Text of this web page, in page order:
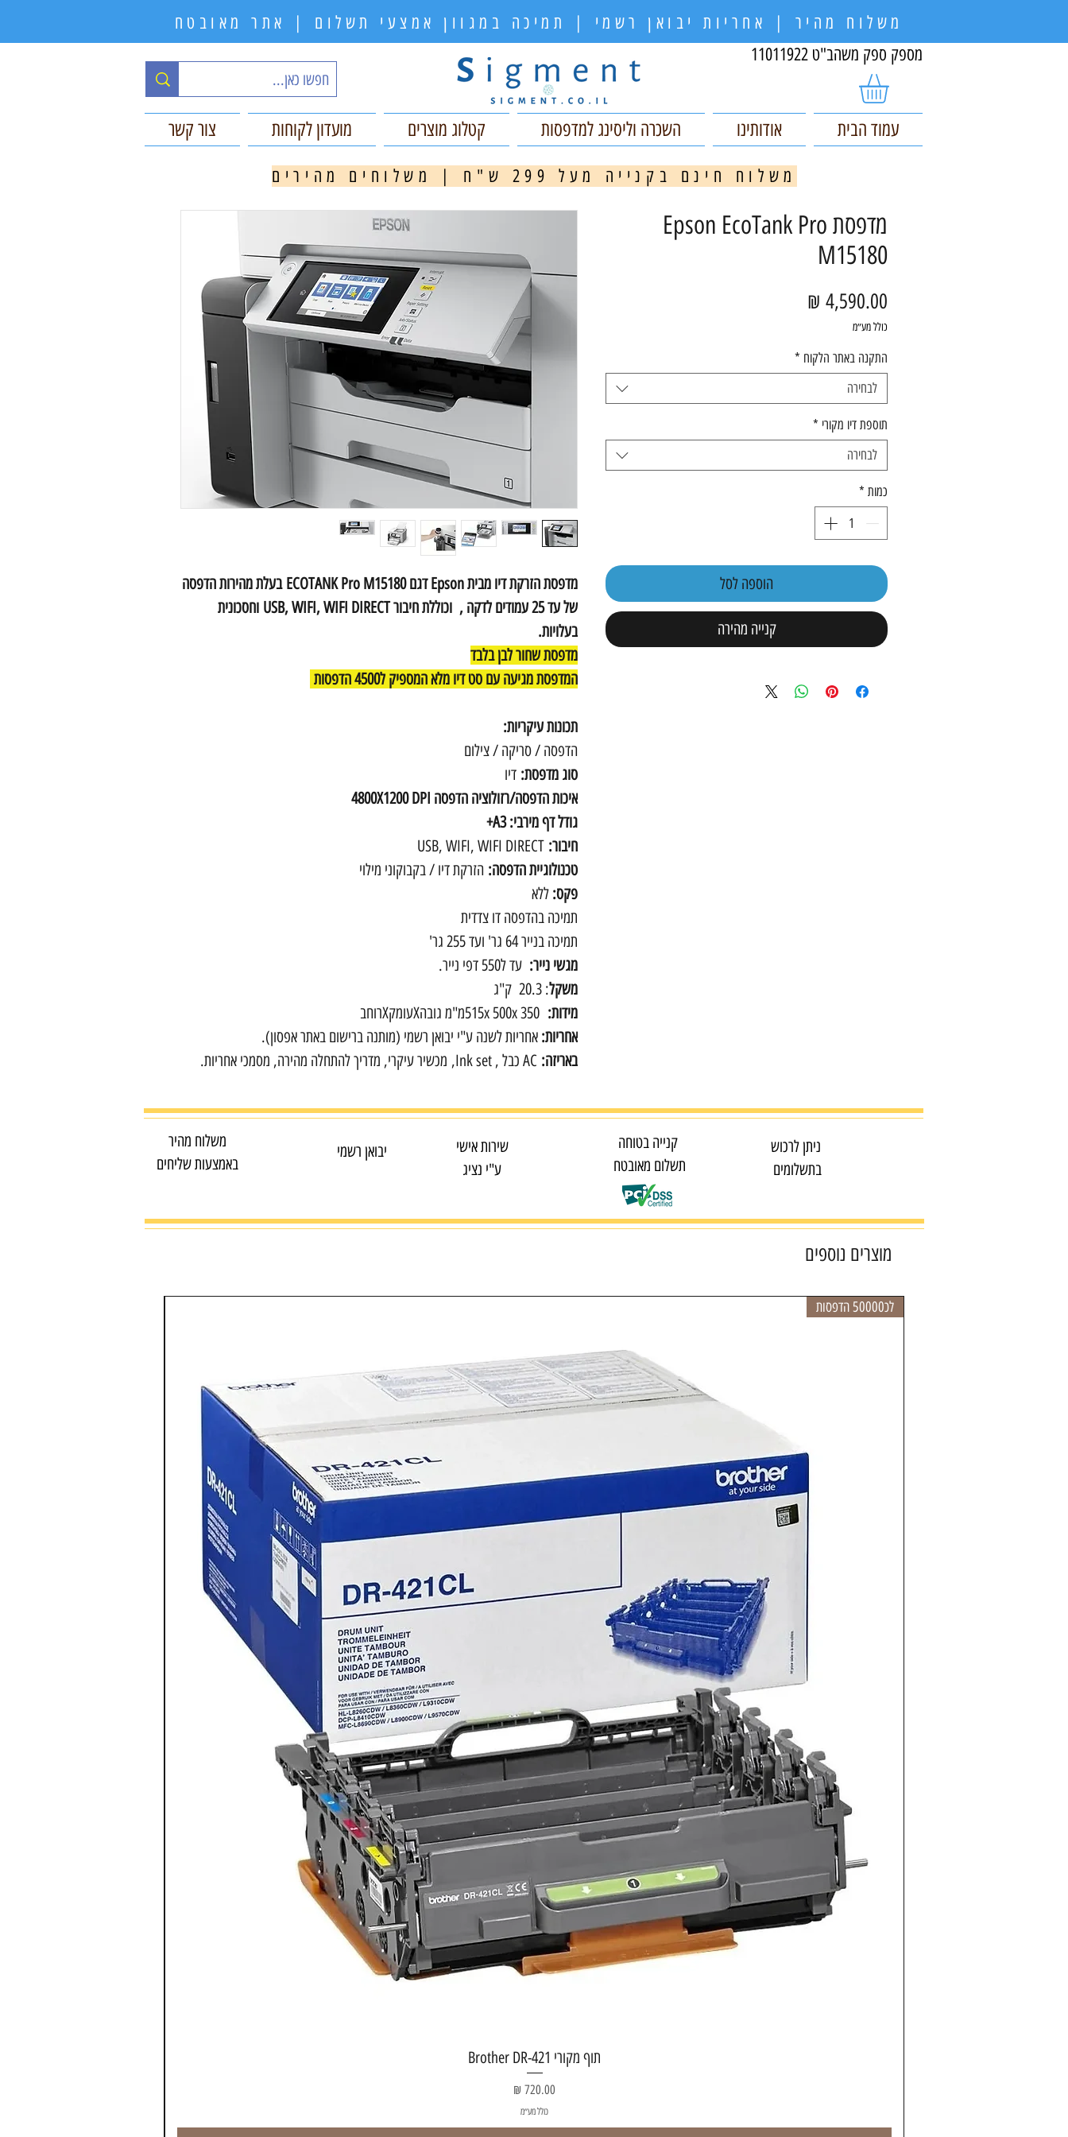
משלוח מהיר | אחריות יבואן רשמי | תמיכה במגוון אמצעי תשלום | אתר מאובטח
מספק ספק משהב"ט 11011922
עמוד הבית אודותינו השכרה וליסינג למדפסות קטלוג מוצרים מועדון לקוחות צור קשר
מ משלוח חינם בקנייה מעל 299 ש"ח | משלוחים מהירים
מדפסת הזרקת דיו מבית Epson דגם ECOTANK Pro M15180 בעלת מהירות הדפסה
של עד 25 עמודים לדקה , וכוללת חיבור USB, WIFI, WIFI DIRECT וחסכונית
בעלויות.
מדפסת שחור לבן בלבד
המדפסת מגיעה עם סט דיו מלא המספיק ל4500 הדפסות
תכונות עיקריות:
הדפסה / סריקה / צילום
סוג מדפסת: דיו
איכות הדפסה/רזולוציה הדפסה 4800X1200 DPI
גודל דף מירבי: A3+
חיבור: USB, WIFI, WIFI DIRECT
טכנולוגיית הדפסה: הזרקת דיו / בקבוקוני מילוי
פקס: ללא
תמיכה בהדפסה דו צדדית
תמיכה בנייר 64 גר' ועד 255 גר'
מגשי נייר: עד ל550 דפי נייר.
משקל: 20.3 ק"ג
מידות:
אחריות: אחריות לשנה ע"י יבואן רשמי (מותנה ברישום באתר אפסון).
באריזה: AC כבל , Ink set, מכשיר עיקרי, מדריך להתחלה מהירה, מסמכי אחריות.
מדפסת Epson EcoTank Pro
M15180
כולל מע״מ
התקנה באתר הלקוח *
לבחירה
תוספת דיו מקורי *
לבחירה
כמות *
הוספה לסל
קנייה מהירה
ניתן לרכוש
בתשלומים
קנייה בטוחה
תשלום מאובטח
שירות אישי
ע"י נציג
יבואן רשמי
משלוח מהיר
באמצעות שליחים
מוצרים נוספים
תצוגה מהירה
לכ50000 הדפסות
תוף מקורי Brother DR-421
מחיר
כולל מע״מ